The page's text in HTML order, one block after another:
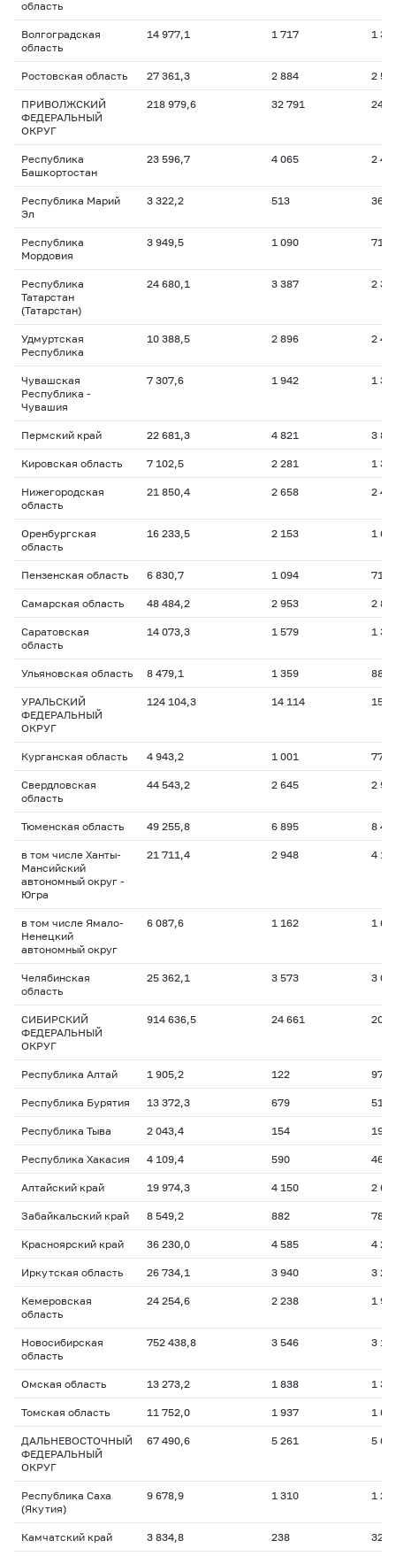
область
Волгоградская
область
14 977,1 1 717 1
Ростовская область 27 361,3 2 884 2
ПРИВОЛЖСКИЙ
ФЕДЕРАЛЬНЫЙ
ОКРУГ
218 979,6 32 791 24
Республика
Башкортостан
23 596,7 4 065 2
Республика Марий
Эл
3 322,2 513
Республика
Мордовия
3 949,5 1 090
Республика
Татарстан
(Татарстан)
24 680,1 3 387 2
Удмуртская
Республика
10 388,5 2 896 2
Чувашская
Республика -
Чувашия
7 307,6 1 942 1
Пермский край 22 681,3 4 821 3
Кировская область 7 102,5 2 281 1
Нижегородская
область
21 850,4 2 658 2
Оренбургская
область
16 233,5 2 153 1
Пензенская область 6 830,7 1 094
Самарская область 48 484,2 2 953 2
Саратовская
область
14 073,3 1 579 1
Ульяновская область 8 479,1 1 359
УРАЛЬСКИЙ
ФЕДЕРАЛЬНЫЙ
ОКРУГ
124 104,3 14 114 15
Курганская область 4 943,2 1 001
Свердловская
область
44 543,2 2 645 2
Тюменская область 49 255,8 6 895 8
в том числе Ханты-
Мансийский
автономный округ -
Югра
21 711,4 2 948 4
в том числе Ямало-
Ненецкий
автономный округ
6 087,6 1 162 1
Челябинская
область
25 362,1 3 573 3
СИБИРСКИЙ
ФЕДЕРАЛЬНЫЙ
ОКРУГ
914 636,5 24 661 20
Республика Алтай 1 905,2 122 97,8
Республика Бурятия 13 372,3 679
Республика Тыва 2 043,4 154
Республика Хакасия 4 109,4 590
Алтайский край 19 974,3 4 150 2
Забайкальский край 8 549,2 882
Красноярский край 36 230,0 4 585 4
Иркутская область 26 734,1 3 940 3
Кемеровская
область
24 254,6 2 238 1
Новосибирская
область
752 438,8 3 546 3
Омская область 13 273,2 1 838 1
Томская область 11 752,0 1 937 1
ДАЛЬНЕВОСТОЧНЫЙ
ФЕДЕРАЛЬНЫЙ
ОКРУГ
67 490,6 5 261 5
Республика Саха
(Якутия)
9 678,9 1 310 1
Камчатский край 3 834,8 238